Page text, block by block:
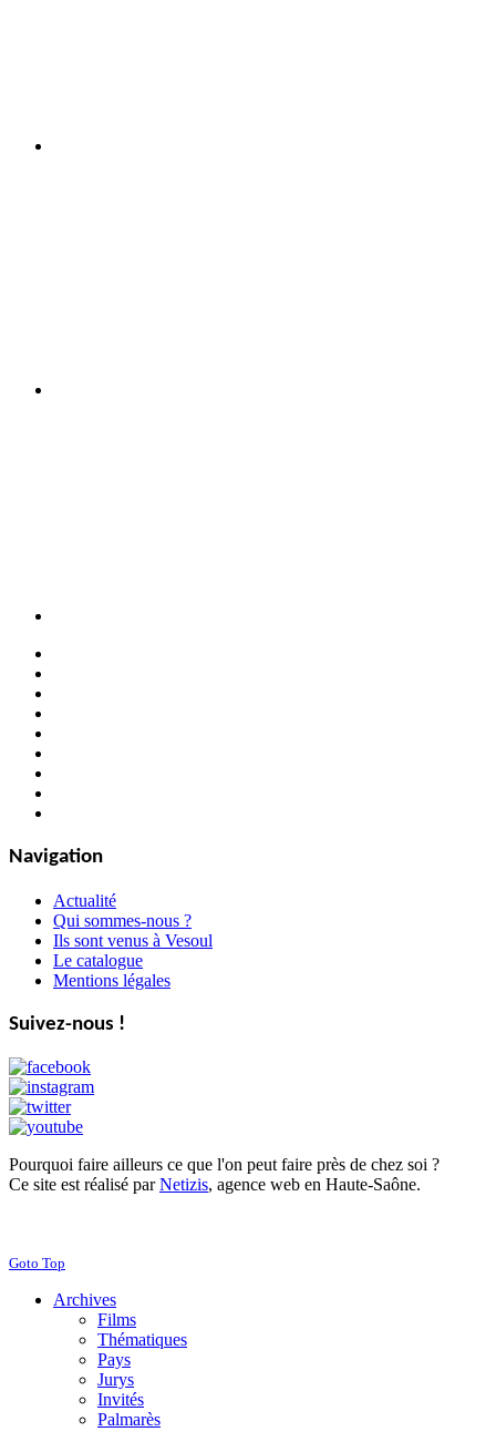
Navigation
Actualité
Qui sommes-nous ?
Ils sont venus à Vesoul
Le catalogue
Mentions légales
Suivez-nous !
Pourquoi faire ailleurs ce que l'on peut faire près de chez soi ?
Ce site est réalisé parNetizis, agence web en Haute-Saône.
Goto Top
Archives
Films
Thématiques
Pays
Jurys
Invités
Palmarès